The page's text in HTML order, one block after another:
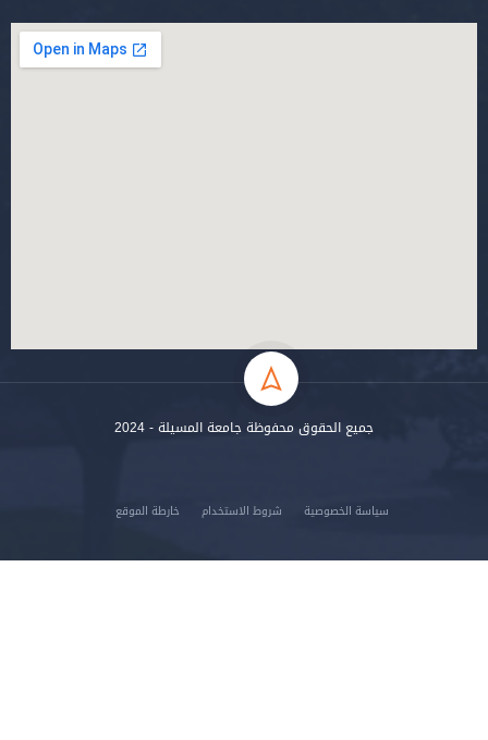
جميع الحقوق محفوظة جامعة المسيلة - 2024
سياسة الخصوصية شروط الاستخدام خارطة الموقع